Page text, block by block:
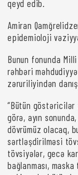
qeyd edib.
Amiran
epidemioloji
Bunun fonunda
rəhbəri
zəruriliyindən
“Bütün
görə, ayın
dövrümüz olacaq,
sərtləşdirilməsi
tövsiyələr, gecə
bağlanması,